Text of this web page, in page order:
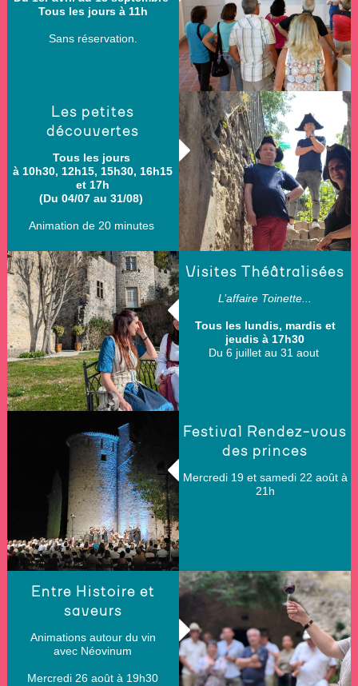
Tous les jours à 11h
Sans réservation.
Les petites
découvertes
Tous les jours
à 10h30, 12h15, 15h30, 16h15
et 17h
(Du 04/07 au 31/08)
Animation de 20 minutes
Visites Théâtralisées
L’affaire Toinette...
Tous les lundis, mardis et
jeudis à 17h30
Du 6 juillet au 31 aout
Festival Rendez-vous
des princes
Mercredi 19 et samedi 22 août à
21h
Entre Histoire et
saveurs
Animations autour du vin
avec Néovinum
Mercredi 26 août à 19h30